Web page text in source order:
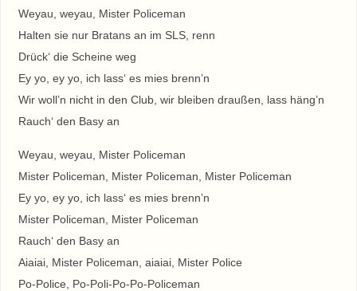
Weyau, weyau, Mister Policeman
Halten sie nur Bratans an im SLS, renn
Drück‘ die Scheine weg
Ey yo, ey yo, ich lass‘ es mies brenn’n
Wir woll’n nicht in den Club, wir bleiben draußen, lass häng’n
Rauch‘ den Basy an
Weyau, weyau, Mister Policeman
Mister Policeman, Mister Policeman, Mister Policeman
Ey yo, ey yo, ich lass‘ es mies brenn’n
Mister Policeman, Mister Policeman
Rauch‘ den Basy an
Aiaiai, Mister Policeman, aiaiai, Mister Police
Po-Police, Po-Poli-Po-Po-Policeman